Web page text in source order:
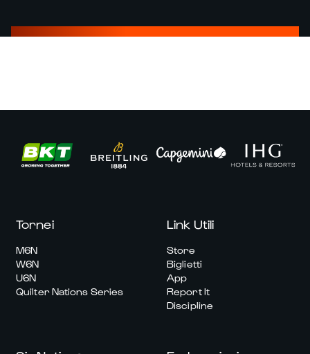
Tornei
M6N
W6N
U6N
Quilter Nations Series
Link Utili
Store
Biglietti
App
Report It
Discipline